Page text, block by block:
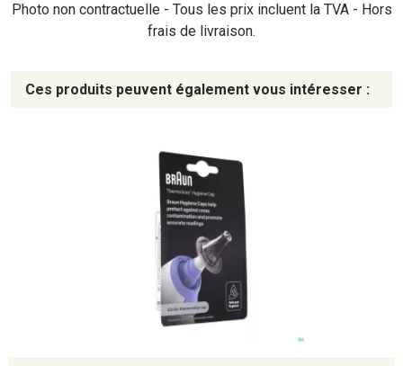
Photo non contractuelle - Tous les prix incluent la TVA - Hors
frais de livraison.
Ces produits peuvent également vous intéresser :